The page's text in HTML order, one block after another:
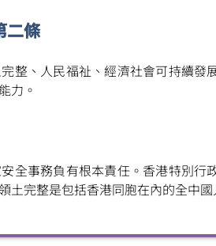
二條
整、人民福祉、經濟社會可持續
力。
全事務負有根本責任。香港特別
完整是包括香港同胞在內的全中國